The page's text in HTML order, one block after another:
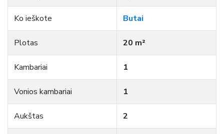
Ko ieškote Butai
Plotas 20 m²
Kambariai 1
Vonios kambariai 1
Aukštas 2